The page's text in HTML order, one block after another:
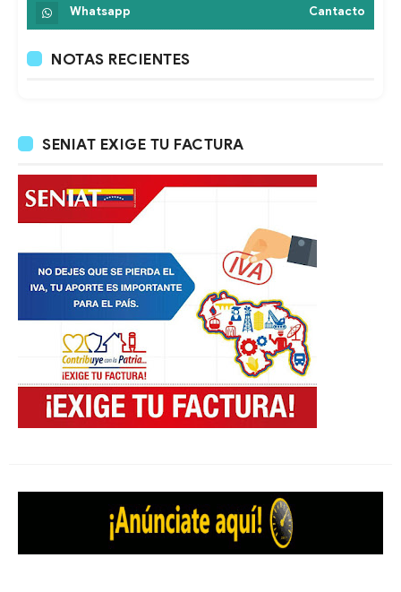
Whatsapp Cantacto
NOTAS RECIENTES
SENIAT EXIGE TU FACTURA